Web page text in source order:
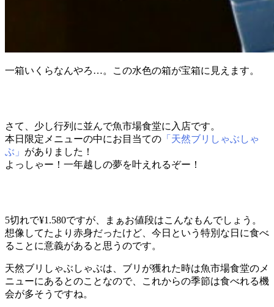
一箱いくらなんやろ…。この水色の箱が宝箱に見えます。
さて、少し行列に並んで魚市場食堂に入店です。
本日限定メニューの中にお目当ての 「天然ブリしゃぶしゃ
ぶ」 がありました！
よっしゃー！一年越しの夢を叶えれるぞー！
5切れで¥1.580ですが、まぁお値段はこんなもんでしょう。
想像してたより赤身だったけど、今日という特別な日に食べ
ることに意義があると思うのです。
天然ブリしゃぶしゃぶは、ブリが獲れた時は魚市場食堂のメ
ニューにあるとのことなので、これからの季節は食べれる機
会が多そうですね。